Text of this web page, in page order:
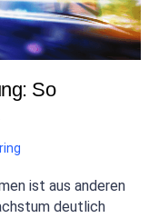
So
ist aus anderen
deutlich